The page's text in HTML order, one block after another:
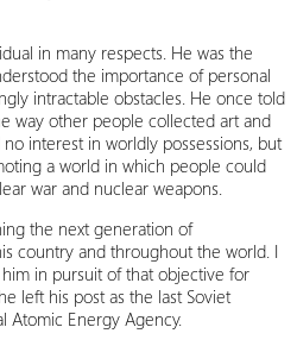
in many respects. He was the
the importance of personal
intractable obstacles. He once told
way other people collected art and
interest in worldly possessions, but
a world in which people could
war and nuclear weapons.
the next generation of
country and throughout the world. I
in pursuit of that objective for
left his post as the last Soviet
Atomic Energy Agency.